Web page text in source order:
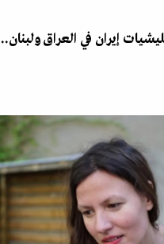
إيران في العراق